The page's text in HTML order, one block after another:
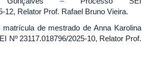
12, Relator Prof. Rafael Bruno Vieira.
de mestrado de Anna Karolina
Nº 23117.018796/2025-10, Relator Prof.